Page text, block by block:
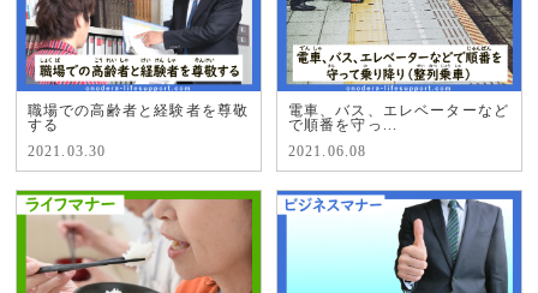
職場での高齢者と経験者を尊敬
する
2021.03.30
電車、バス、エレベーターなど
で順番を守っ...
2021.06.08